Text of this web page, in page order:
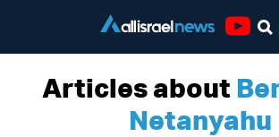
Articles about
Netanyahu